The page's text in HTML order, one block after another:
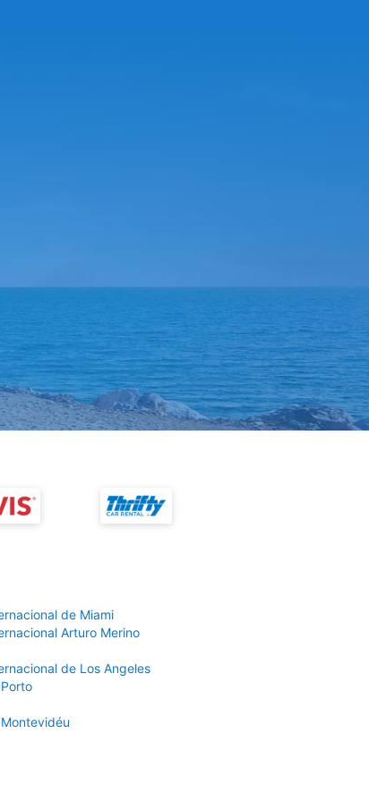
de Miami
Arturo Merino
de Los Angeles